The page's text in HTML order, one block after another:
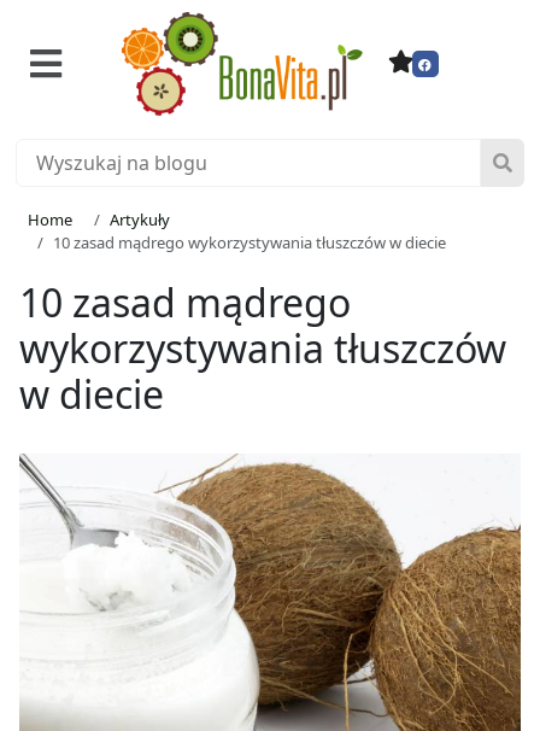
Home
Artykuły
10 zasad mądrego wykorzystywania tłuszczów w diecie
10 zasad mądrego
wykorzystywania tłuszczów
w diecie